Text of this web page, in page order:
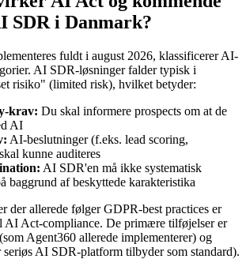
SDR i Danmark?
fuldt i august 2026, klassificerer AI-
AI SDR-løsninger falder typisk i
risiko" (limited risk), hvilket betyder:
krav: Du skal informere prospects om at de
AI
AI-beslutninger (f.eks. lead scoring,
kunne auditeres
AI SDR'en må ikke systematisk
baggrund af beskyttede karakteristika
der allerede følger GDPR-best practices er
AI Act-compliance. De primære tilføjelser er
Agent360 allerede implementerer) og
AI SDR-platform tilbyder som standard).